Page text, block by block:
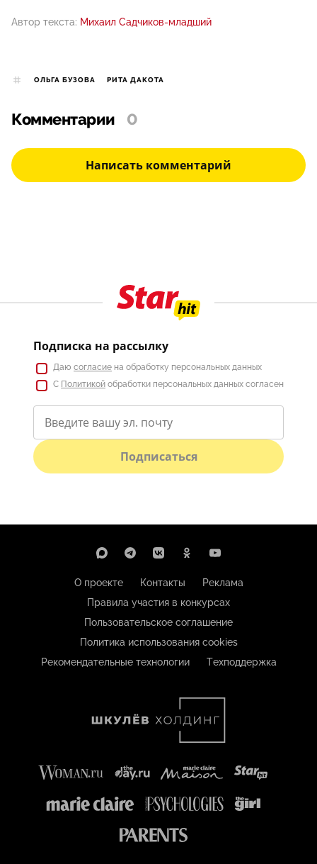
Автор текста: Михаил Садчиков-младший
ОЛЬГА БУЗОВА РИТА ДАКОТА
Комментарии 0
Написать комментарий
Подписка на рассылку
Даю согласие на обработку персональных данных
С Политикой обработки персональных данных согласен
Подписаться
О проекте Контакты
Реклама
Правила участия в конкурсах
Пользовательское соглашение
Политика использования cookies
Рекомендательные технологии
Техподдержка